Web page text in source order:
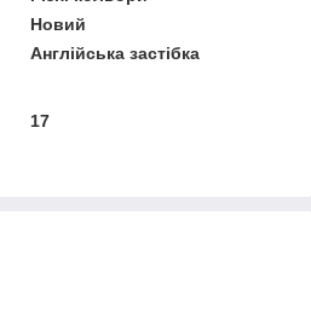
Новий
Англійська застібка
17